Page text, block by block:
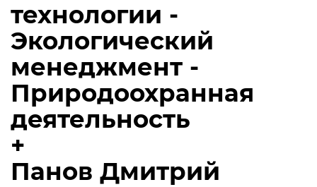
технологии -
Экологический
менеджмент -
Природоохранная
деятельность
+
Панов Дмитрий